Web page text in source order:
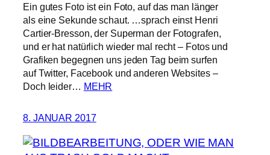
Ein gutes Foto ist ein Foto, auf das man länger
als eine Sekunde schaut. …sprach einst Henri
Cartier-Bresson, der Superman der Fotografen,
und er hat natürlich wieder mal recht – Fotos und
Grafiken begegnen uns jeden Tag beim surfen
auf Twitter, Facebook und anderen Websites –
Doch leider… MEHR
8. JANUAR 2017